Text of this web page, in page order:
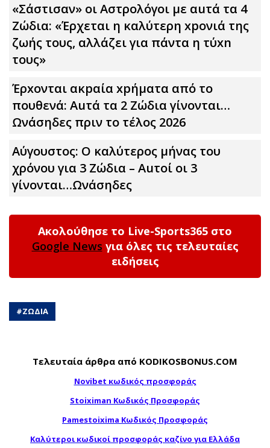
«Σάστισαν» οι Αστρολόγοι με αuτά τα 4
Zώδια: «Έρχεται η καλύτερη xpoνιά της
ζωής τους, αλλάζει για πάντα η τύxn
τους»
Έρxoνται ακpαία xpήματα από το
πουθενά: Αuτά τα 2 Zώδια γίνονται…
Ωνάσηδες πριν το τέλος 2026
Αύγουστος: Ο καλύτερος μήνας του
χρόνου για 3 Zώδια – Αuτοί οι 3
γίνονται…Ωνάσηδες
Ακολούθησε το Live-Sports365 στο
Google News για όλες τις τελευταίες
ειδήσεις
#ΖΩΔΙΑ
Τελευταία άρθρα από KODIKOSBONUS.COM
Novibet κωδικός προσφοράς
Stoiximan Κωδικός Προσφοράς
Pamestoixima Κωδικός Προσφοράς
Καλύτεροι κωδικοί προσφοράς καζίνο για Ελλάδα